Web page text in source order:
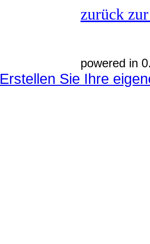
zurück
powered in
Erstellen Sie Ihre